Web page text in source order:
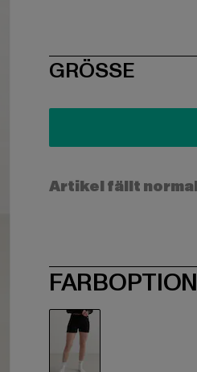
SIZE
GRÖSSE
Artikel fällt